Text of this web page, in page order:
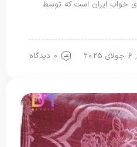
خواب ایران است که توسط
0 دیدگاه